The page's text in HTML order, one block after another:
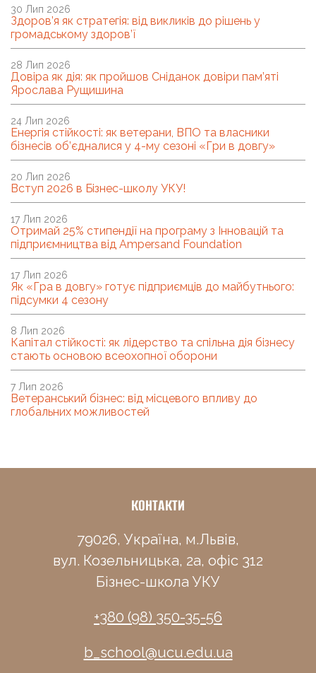
Здоров’я як стратегія: від викликів до рішень у
громадському здоров’ї
30 Лип 2026
Довіра як дія: як пройшов Сніданок довіри пам’яті
Ярослава Рущишина
28 Лип 2026
Енергія стійкості: як ветерани, ВПО та власники
бізнесів об’єдналися у 4-му сезоні «Гри в довгу»
24 Лип 2026
Вступ 2026 в Бізнес-школу УКУ!
20 Лип 2026
Отримай 25% стипендії на програму з Інновацій та
підприємництва від Ampersand Foundation
17 Лип 2026
Як «Гра в довгу» готує підприємців до майбутнього:
підсумки 4 сезону
17 Лип 2026
Капітал стійкості: як лідерство та спільна дія бізнесу
стають основою всеохопної оборони
8 Лип 2026
Ветеранський бізнес: від місцевого впливу до
глобальних можливостей
7 Лип 2026
КОНТАКТИ
79026, Україна, м.Львів,
вул. Козельницька, 2а, офіс 312
Бізнес-школа УКУ
+380 (98) 350-35-56
b_school@ucu.edu.ua